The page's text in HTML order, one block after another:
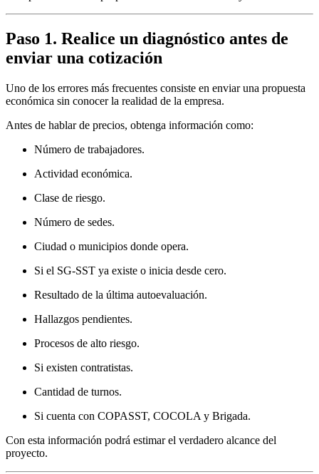
Paso 1. Realice un diagnóstico antes de
enviar una cotización
Uno de los errores más frecuentes consiste en enviar una propuesta
económica sin conocer la realidad de la empresa.
Antes de hablar de precios, obtenga información como:
Número de trabajadores.
Actividad económica.
Clase de riesgo.
Número de sedes.
Ciudad o municipios donde opera.
Si el SG-SST ya existe o inicia desde cero.
Resultado de la última autoevaluación.
Hallazgos pendientes.
Procesos de alto riesgo.
Si existen contratistas.
Cantidad de turnos.
Si cuenta con COPASST, COCOLA y Brigada.
Con esta información podrá estimar el verdadero alcance del
proyecto.